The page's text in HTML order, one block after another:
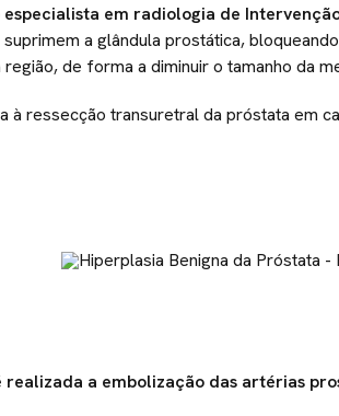
em radiologia de
a glândula prostática,
de forma a diminuir o tamanho da
à ressecção transuretral da próstata em
realizada a embolização das artérias